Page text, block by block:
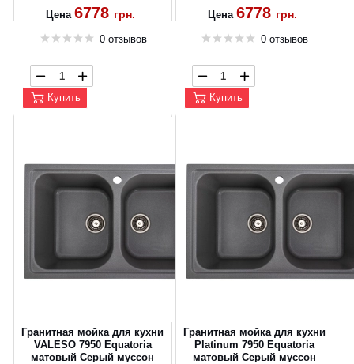
Цена 6778 грн.
0 отзывов
Купить
Цена 6778 грн.
0 отзывов
Купить
Гранитная мойка для кухни
VALESO 7950 Equatoria
матовый Серый муссон
Гранитная мойка для кухни
Platinum 7950 Equatoria
матовый Серый муссон
OK
CANCEL